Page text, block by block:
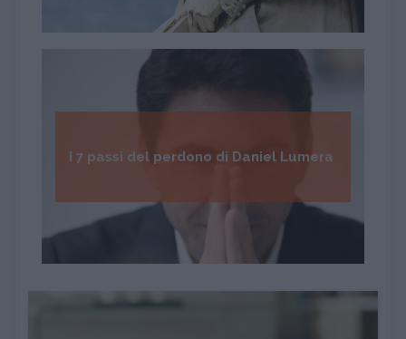
I 7 passi del perdono di Daniel Lumera